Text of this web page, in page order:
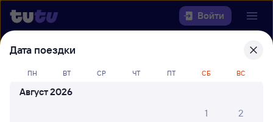
Войти
Выберите день, чтобы найти
билеты Воркута — Коноша-1
22 года работаем для вас
Дата поездки
ПН ВТ СР ЧТ ПТ СБ ВС
Август 2026
1
2